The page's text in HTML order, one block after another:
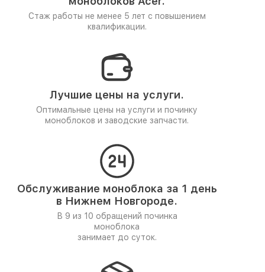
Стаж работы не менее 5 лет с повышением
квалификации.
Лучшие цены на услуги.
Оптимальные цены на услуги и починку
моноблоков и заводские запчасти.
Обслуживание моноблока за 1 день
в Нижнем Новгороде.
В 9 из 10 обращений починка
моноблока
занимает до суток.